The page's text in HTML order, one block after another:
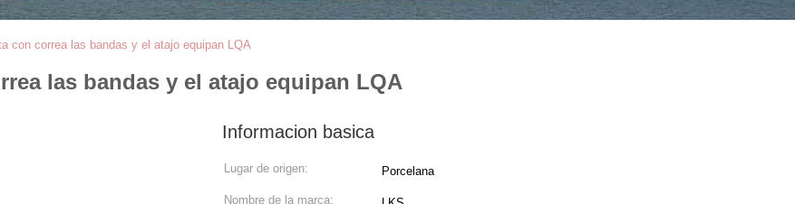
con correa las bandas y el atajo equipan LQA
las bandas y el atajo equipan LQA
Informacion basica
Lugar de origen: Porcelana
Nombre de la marca: